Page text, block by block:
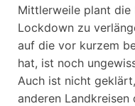
Mittlerweile plant die
Lockdown zu
auf die vor kurzem
hat, ist noch
Auch ist nicht
anderen